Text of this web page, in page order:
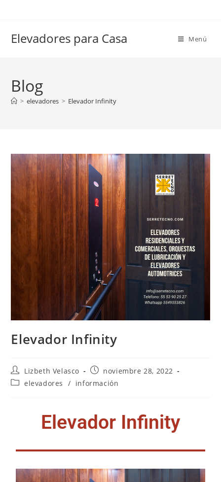
Elevadores para Casa Menú
Blog
> elevadores > Elevador Infinity
Elevador Infinity
Lizbeth Velasco
noviembre 28, 2022
elevadores
/ información
Elevador Infinity